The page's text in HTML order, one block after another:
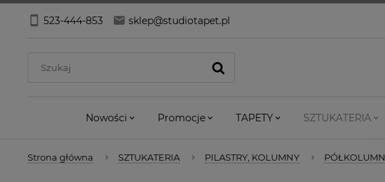
523-444-853 sklep@studiotapet.pl
Nowości Promocje TAPETY SZTUKATERIA
Strona główna SZTUKATERIA PILASTRY, KOLUMNY